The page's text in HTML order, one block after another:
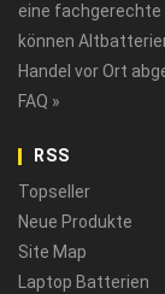
eine fachgerechte
können
Handel vor Ort
FAQ »
RSS
Topseller
Neue Produkte
Site Map
Laptop Batterien